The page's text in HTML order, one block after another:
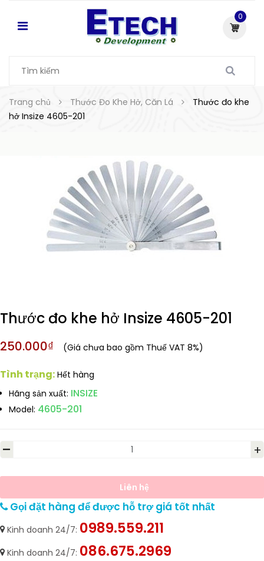
0
Trang chủ Thước Đo Khe Hở, Căn Lá
Thước đo khe
hở Insize 4605-201
Thước đo khe hở Insize 4605-201
250.000₫ (Giá chưa bao gồm Thuế VAT 8%)
Tình trạng: Hết hàng
Hãng sản xuất: INSIZE
Model: 4605-201
- +
Liên hệ
Gọi đặt hàng để được hỗ trợ giá tốt nhất
Kinh doanh 24/7: 0989.559.211
Kinh doanh 24/7: 086.675.2969